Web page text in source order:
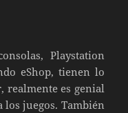
Playstation
eShop, tienen lo
realmente es genial
los juegos. También